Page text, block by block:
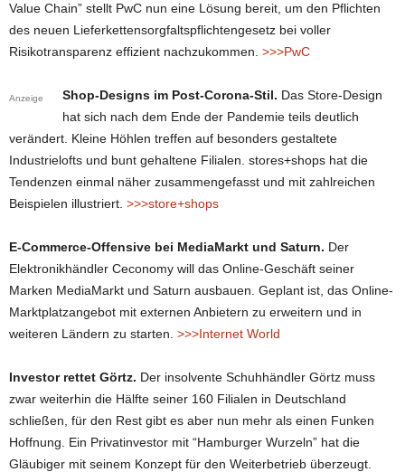
Value Chain” stellt PwC nun eine Lösung bereit, um den Pflichten
des neuen Lieferkettensorgfaltspflichtengesetz bei voller
Risikotransparenz effizient nachzukommen. >>>PwC
Anzeige Shop-Designs im Post-Corona-Stil. Das Store-Design
hat sich nach dem Ende der Pandemie teils deutlich
verändert. Kleine Höhlen treffen auf besonders gestaltete
Industrielofts und bunt gehaltene Filialen. stores+shops hat die
Tendenzen einmal näher zusammengefasst und mit zahlreichen
Beispielen illustriert. >>>store+shops
E-Commerce-Offensive bei MediaMarkt und Saturn. Der
Elektronikhändler Ceconomy will das Online-Geschäft seiner
Marken MediaMarkt und Saturn ausbauen. Geplant ist, das Online-
Marktplatzangebot mit externen Anbietern zu erweitern und in
weiteren Ländern zu starten. >>>Internet World
Investor rettet Görtz. Der insolvente Schuhhändler Görtz muss
zwar weiterhin die Hälfte seiner 160 Filialen in Deutschland
schließen, für den Rest gibt es aber nun mehr als einen Funken
Hoffnung. Ein Privatinvestor mit “Hamburger Wurzeln” hat die
Gläubiger mit seinem Konzept für den Weiterbetrieb überzeugt.